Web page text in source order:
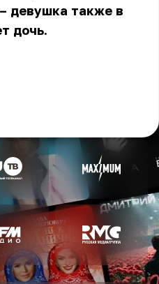
девушка также в
дочь.